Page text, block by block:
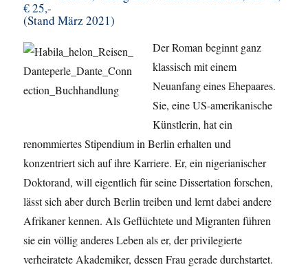
€ 25,-
(Stand März 2021)
Der Roman beginnt ganz
klassisch mit einem
Neuanfang eines Ehepaares.
Sie, eine US-amerikanische
Künstlerin, hat ein
renommiertes Stipendium in Berlin erhalten und
konzentriert sich auf ihre Karriere. Er, ein nigerianischer
Doktorand, will eigentlich für seine Dissertation forschen,
lässt sich aber durch Berlin treiben und lernt dabei andere
Afrikaner kennen. Als Geflüchtete und Migranten führen
sie ein völlig anderes Leben als er, der privilegierte
verheiratete Akademiker, dessen Frau gerade durchstartet.